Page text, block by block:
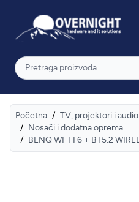
Overnight
Pretraga
Početna / TV, projektori i audio
/ Nosači i dodatna oprema
/